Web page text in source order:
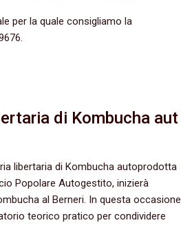
per la quale consigliamo la
di Kombucha aut
libertaria di Kombucha autoprodotta
Popolare Autogestito, inizierà
al Berneri. In questa occasione
teorico pratico per condividere